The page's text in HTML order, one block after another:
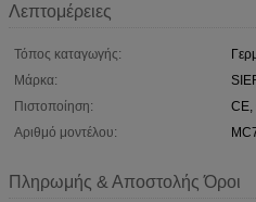
Λεπτομέρειες
Τόπος καταγωγής:
Μάρκα:
Πιστοποίηση:
CE,
Αριθμό μοντέλου:
Πληρωμής & Αποστολής Όροι